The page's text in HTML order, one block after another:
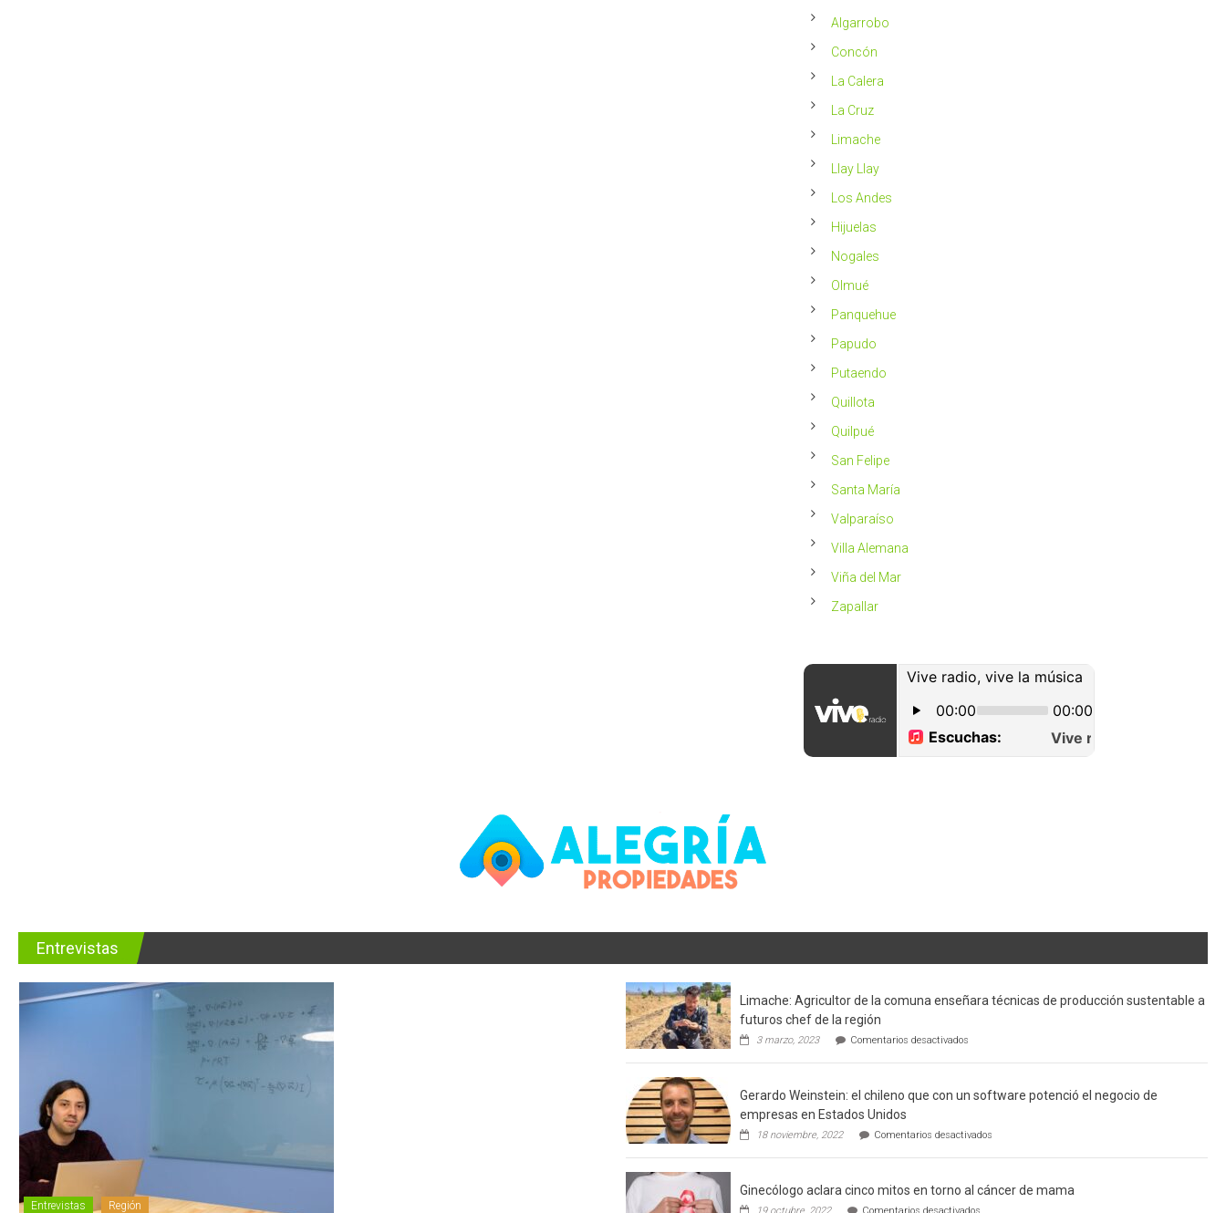
Algarrobo
Concón
La Calera
La Cruz
Limache
Llay Llay
Los Andes
Hijuelas
Nogales
Olmué
Panquehue
Papudo
Putaendo
Quillota
Quilpué
San Felipe
Santa María
Valparaíso
Villa Alemana
Viña del Mar
Zapallar
Entrevistas
Entrevistas Región
Limache: Agricultor de la comuna enseñara técnicas de producción sustentable a
futuros chef de la región
3 marzo, 2023 Comentarios desactivadosen
Agricultor
la
técnicas
a
Gerardo Weinstein: el chileno que con un software potenció el negocio de
empresas en Estados Unidos
18 noviembre, 2022 Comentarios desactivadosen
Weinstein:
chileno
Ginecólogo aclara cinco mitos en torno al cáncer de mama
en